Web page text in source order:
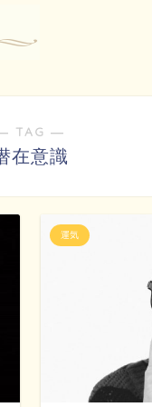
TAG ―
在意識
運気